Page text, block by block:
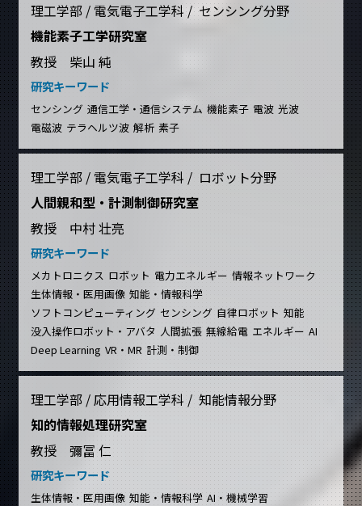
理工学部 / 電気電子工学科 / センシング分野
機能素子工学研究室
教授 柴山 純
研究キーワード
センシング 通信工学・通信システム 機能素子 電波 光波
電磁波 テラヘルツ波 解析 素子
理工学部 / 電気電子工学科 / ロボット分野
人間親和型・計測制御研究室
教授 中村 壮亮
研究キーワード
メカトロニクス ロボット 電力エネルギー 情報ネットワーク
生体情報・医用画像 知能・情報科学
ソフトコンピューティング センシング 自律ロボット 知能
没入操作ロボット・アバタ 人間拡張 無線給電 エネルギー AI
Deep Learning VR・MR 計測・制御
理工学部 / 応用情報工学科 / 知能情報分野
知的情報処理研究室
教授 彌冨 仁
研究キーワード
生体情報・医用画像 知能・情報科学 AI・機械学習